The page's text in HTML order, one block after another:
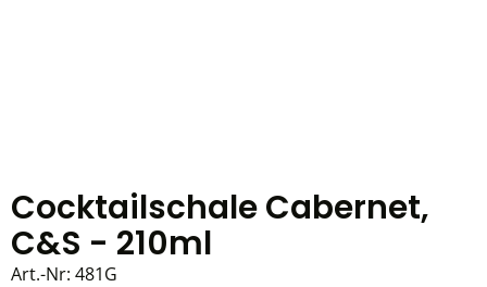
Cocktailschale Cabernet,
C&S - 210ml
Art.-Nr: 481G